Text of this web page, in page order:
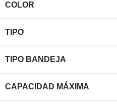
COLOR
TIPO
TIPO BANDEJA
CAPACIDAD MÁXIMA